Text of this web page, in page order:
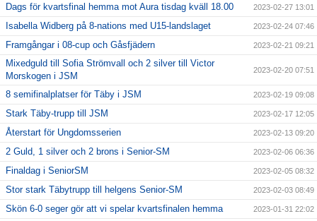
Dags för kvartsfinal hemma mot Aura tisdag kväll 18.00 2023-02-27 13:01
Isabella Widberg på 8-nations med U15-landslaget 2023-02-24 07:46
Framgångar i 08-cup och Gåsfjädern 2023-02-21 09:21
Mixedguld till Sofia Strömvall och 2 silver till Victor
Morskogen i JSM
2023-02-20 07:51
8 semifinalplatser för Täby i JSM 2023-02-19 09:08
Stark Täby-trupp till JSM 2023-02-17 12:05
Återstart för Ungdomsserien 2023-02-13 09:20
2 Guld, 1 silver och 2 brons i Senior-SM 2023-02-06 06:36
Finaldag i SeniorSM 2023-02-05 08:32
Stor stark Täbytrupp till helgens Senior-SM 2023-02-03 08:49
Skön 6-0 seger gör att vi spelar kvartsfinalen hemma 2023-01-31 22:02